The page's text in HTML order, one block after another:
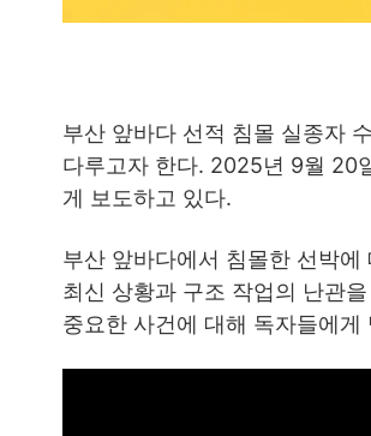
부산 앞바다 선적 침몰 실종자
다루고자 한다. 2025년 9월 20
게 보도하고 있다.
부산 앞바다에서 침몰한 선박
최신 상황과 구조 작업의 난관
중요한 사건에 대해 독자들에